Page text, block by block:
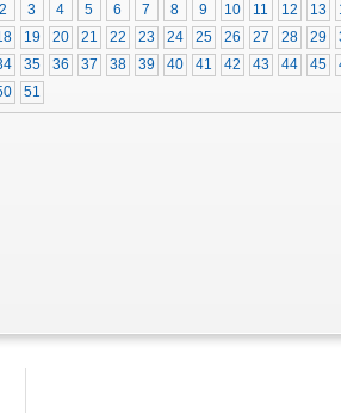
2 3 4 5 6 7 8 9 10 11 12 13
19 20 21 22 23 24 25 26 27 28 29
35 36 37 38 39 40 41 42 43 44 45
51